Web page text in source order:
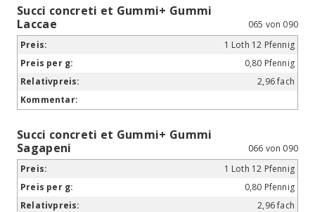
Succi concreti et Gummi+ Gummi
Laccae
065 von 090
1 Loth 12 Pfennig
0,80 Pfennig
2,96 fach
Succi concreti et Gummi+ Gummi
Sagapeni
066 von 090
1 Loth 12 Pfennig
0,80 Pfennig
2,96 fach